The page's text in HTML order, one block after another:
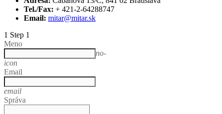
Tel./Fax: + 421-2-64288747
Email: mitar@mitar.sk
1 Step 1
Meno
no-
icon
Email
email
Správa